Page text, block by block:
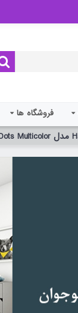
فروشگاه ها